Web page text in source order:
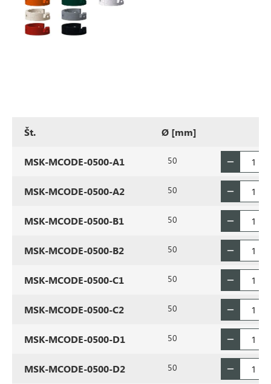
Št. Ø [mm]
MSK-MCODE-0500-A1 50
MSK-MCODE-0500-A2 50
MSK-MCODE-0500-B1 50
MSK-MCODE-0500-B2 50
MSK-MCODE-0500-C1 50
MSK-MCODE-0500-C2 50
MSK-MCODE-0500-D1 50
MSK-MCODE-0500-D2 50